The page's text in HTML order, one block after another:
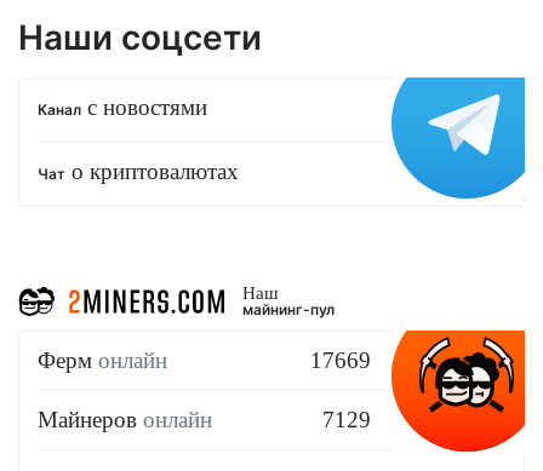
Наши соцсети
Канал с новостями
Чат о криптовалютах
Наш
майнинг-пул
Ферм онлайн 17669
Майнеров онлайн 7129